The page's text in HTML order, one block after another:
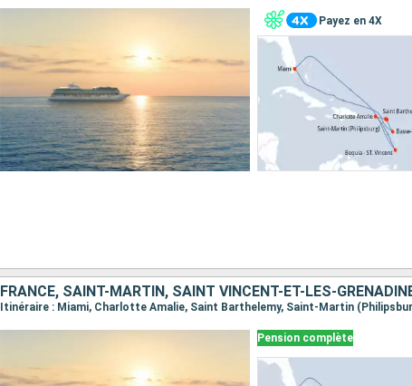
Payez en 4X
FRANCE, SAINT-MARTIN, SAINT VINCENT-ET-LES-
Itinéraire : Miami, Charlotte Amalie, Saint Barthelemy, Saint-Martin
Pension complète